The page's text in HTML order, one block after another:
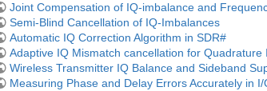
Joint Compensation of IQ-imbalance and
Semi-Blind Cancellation of IQ-Imbalances
Automatic IQ Correction Algorithm in SDR#
Adaptive IQ Mismatch cancellation for Quadrature
Wireless Transmitter IQ Balance and Sideband
Measuring Phase and Delay Errors Accurately in